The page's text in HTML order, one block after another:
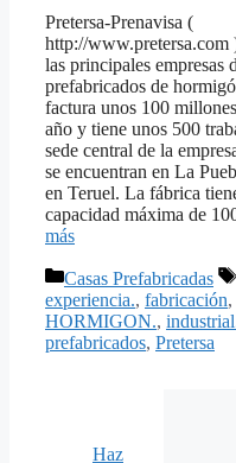
Pretersa-Prenavisa (
http://www.pretersa.com
las principales empresas
prefabricados de
factura unos 100
año y tiene unos 500
sede central de la
se encuentran en La
en Teruel. La fábrica
capacidad máxima de
más
Categorías
Casas Prefabricadas
experiencia., fabricación,
HORMIGON.,
prefabricados, Pretersa
Haz